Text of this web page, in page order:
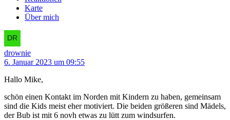
Karte
Über mich
drownie
6. Januar 2023 um 09:55
Hallo Mike,
schön einen Kontakt im Norden mit Kindern zu haben, gemeinsam
sind die Kids meist eher motiviert. Die beiden größeren sind Mädels,
der Bub ist mit 6 novh etwas zu lütt zum windsurfen.